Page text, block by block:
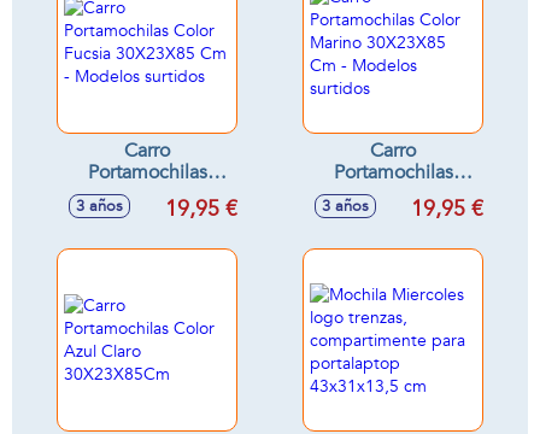
Carro
Portamochilas
Color Fucsia
30X23X85 Cm -
3 años 19,95 €
Carro
Portamochilas
Color Marino
30X23X85 Cm -
3 años 19,95 €